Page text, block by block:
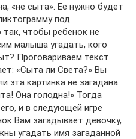
«не сыта». Ее нужно будет
под
чтобы ребенок не
малыша угадать, кого
Проговариваем текст.
«Сыта ли Света?» Вы
эта картинка не загадана.
Она голодна!» Тогда
и в следующей игре
Вам загадывает девочку,
угадать имя загаданной